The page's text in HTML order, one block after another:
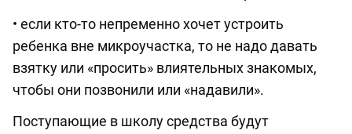
• если кто-то непременно хочет устроить
ребенка вне микроучастка, то не надо давать
взятку или «просить» влиятельных знакомых,
чтобы они позвонили или «надавили».
Поступающие в школу средства будут